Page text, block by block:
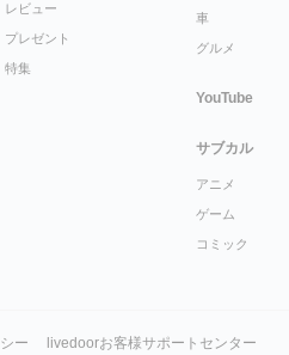
レビュー
プレゼント
特集
車
グルメ
YouTube
サブカル
アニメ
ゲーム
コミック
ー livedoorお客様サポートセンター